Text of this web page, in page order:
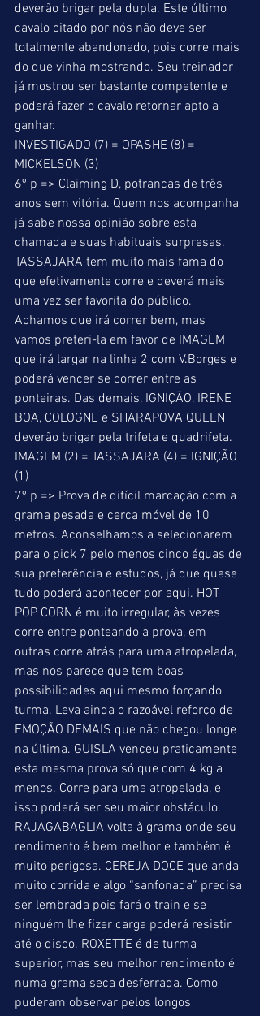
deverão brigar pela dupla. Este último
cavalo citado por nós não deve ser
totalmente abandonado, pois corre mais
do que vinha mostrando. Seu treinador
já mostrou ser bastante competente e
poderá fazer o cavalo retornar apto a
ganhar.
INVESTIGADO (7) = OPASHE (8) =
MICKELSON (3)
6º p => Claiming D, potrancas de três
anos sem vitória. Quem nos acompanha
já sabe nossa opinião sobre esta
chamada e suas habituais surpresas.
TASSAJARA tem muito mais fama do
que efetivamente corre e deverá mais
uma vez ser favorita do público.
Achamos que irá correr bem, mas
vamos preteri-la em favor de IMAGEM
que irá largar na linha 2 com V.Borges e
poderá vencer se correr entre as
ponteiras. Das demais, IGNIÇÃO, IRENE
BOA, COLOGNE e SHARAPOVA QUEEN
deverão brigar pela trifeta e quadrifeta.
IMAGEM (2) = TASSAJARA (4) = IGNIÇÃO
(1)
7º p => Prova de difícil marcação com a
grama pesada e cerca móvel de 10
metros. Aconselhamos a selecionarem
para o pick 7 pelo menos cinco éguas de
sua preferência e estudos, já que quase
tudo poderá acontecer por aqui. HOT
POP CORN é muito irregular, às vezes
corre entre ponteando a prova, em
outras corre atrás para uma atropelada,
mas nos parece que tem boas
possibilidades aqui mesmo forçando
turma. Leva ainda o razoável reforço de
EMOÇÃO DEMAIS que não chegou longe
na última. GUISLA venceu praticamente
esta mesma prova só que com 4 kg a
menos. Corre para uma atropelada, e
isso poderá ser seu maior obstáculo.
RAJAGABAGLIA volta à grama onde seu
rendimento é bem melhor e também é
muito perigosa. CEREJA DOCE que anda
muito corrida e algo “sanfonada” precisa
ser lembrada pois fará o train e se
ninguém lhe fizer carga poderá resistir
até o disco. ROXETTE é de turma
superior, mas seu melhor rendimento é
numa grama seca desferrada. Como
puderam observar pelos longos